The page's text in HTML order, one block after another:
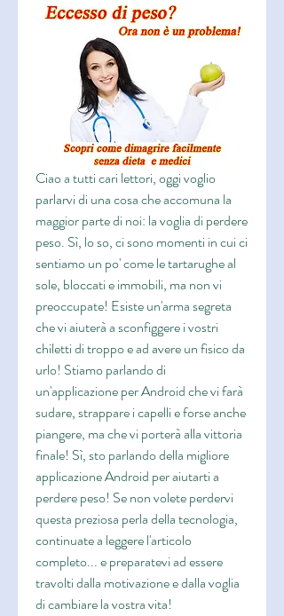
Ciao a tutti cari lettori, oggi voglio
parlarvi di una cosa che accomuna la
maggior parte di noi: la voglia di perdere
peso. Sì, lo so, ci sono momenti in cui ci
sentiamo un po' come le tartarughe al
sole, bloccati e immobili, ma non vi
preoccupate! Esiste un'arma segreta
che vi aiuterà a sconfiggere i vostri
chiletti di troppo e ad avere un fisico da
urlo! Stiamo parlando di
un'applicazione per Android che vi farà
sudare, strappare i capelli e forse anche
piangere, ma che vi porterà alla vittoria
finale! Sì, sto parlando della migliore
applicazione Android per aiutarti a
perdere peso! Se non volete perdervi
questa preziosa perla della tecnologia,
continuate a leggere l'articolo
completo... e preparatevi ad essere
travolti dalla motivazione e dalla voglia
di cambiare la vostra vita!